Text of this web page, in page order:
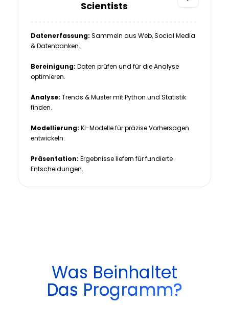
Scientists
Datenerfassung: Sammeln aus Web, Social Media
& Datenbanken.
Bereinigung: Daten prüfen und für die Analyse
optimieren.
Analyse: Trends & Muster mit Python und Statistik
finden.
Modellierung: KI-Modelle für präzise Vorhersagen
entwickeln.
Präsentation: Ergebnisse liefern für fundierte
Entscheidungen.
Was Beinhaltet
Das Programm?